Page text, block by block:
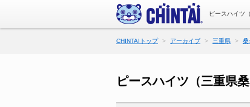
ピースハイツ
CHINTAIトップ アーカイブ 三重県 桑
ピースハイツ（三重県